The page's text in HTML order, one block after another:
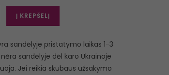
Į KREPŠELĮ
sandėlyje pristatymo laikas 1-3
nėra sandėlyje dėl karo Ukrainoje
Jei reikia skubaus užsakymo